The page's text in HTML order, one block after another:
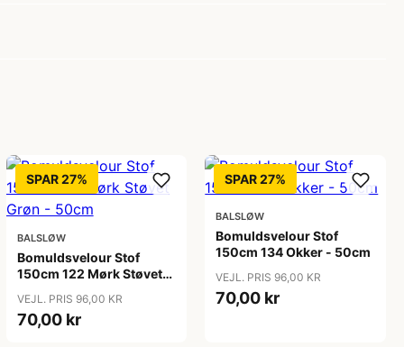
SPAR 27%
BALSLØW
Bomuldsvelour Stof
150cm 122 Mørk Støvet
VEJL. PRIS 96,00 KR
70,00 kr
SPAR 27%
BALSLØW
Bomuldsvelour Stof
150cm 134 Okker - 50cm
VEJL. PRIS 96,00 KR
70,00 kr